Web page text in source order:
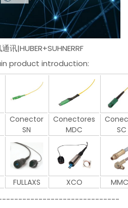
讯|HUBER+SUHNERRF
product introduction:
Conector
SN
Conectores
MDC
SC
FULLAXS XCO